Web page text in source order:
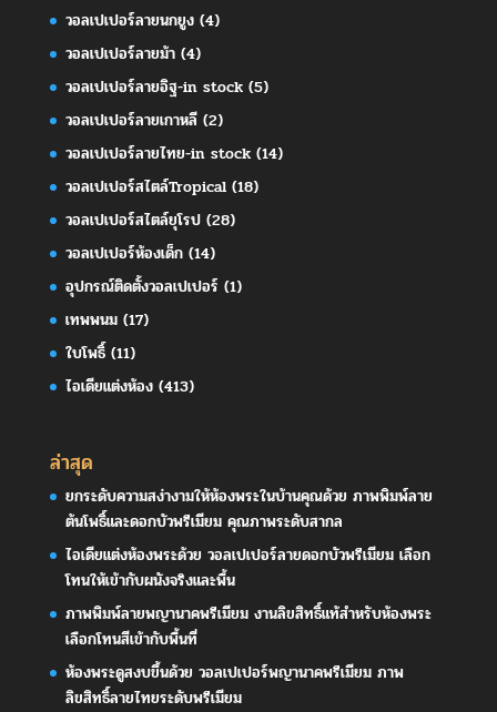
วอลเปเปอร์ลายนกยูง(4)
วอลเปเปอร์ลายม้า(4)
วอลเปเปอร์ลายอิฐ-in stock(5)
วอลเปเปอร์ลายเกาหลี(2)
วอลเปเปอร์ลายไทย-in stock(14)
วอลเปเปอร์สไตล์Tropical(18)
วอลเปเปอร์สไตล์ยุโรป(28)
วอลเปเปอร์ห้องเด็ก(14)
อุปกรณ์ติดตั้งวอลเปเปอร์ (1)
เทพพนม(17)
ใบโพธิ์(11)
ไอเดียแต่งห้อง(413)
ล่าสุด
ยกระดับความสง่างามให้ห้องพระในบ้านคุณด้วย ภาพพิมพ์ลาย
ต้นโพธิ์และดอกบัวพรีเมียม คุณภาพระดับสากล
ไอเดียแต่งห้องพระด้วย วอลเปเปอร์ลายดอกบัวพรีเมียม เลือก
โทนให้เข้ากับผนังจริงและพื้น
ภาพพิมพ์ลายพญานาคพรีเมียม งานลิขสิทธิ์แท้สำหรับห้องพระ
เลือกโทนสีเข้ากับพื้นที่
ห้องพระดูสงบขึ้นด้วย วอลเปเปอร์พญานาคพรีเมียม ภาพ
ลิขสิทธิ์ลายไทยระดับพรีเมียม